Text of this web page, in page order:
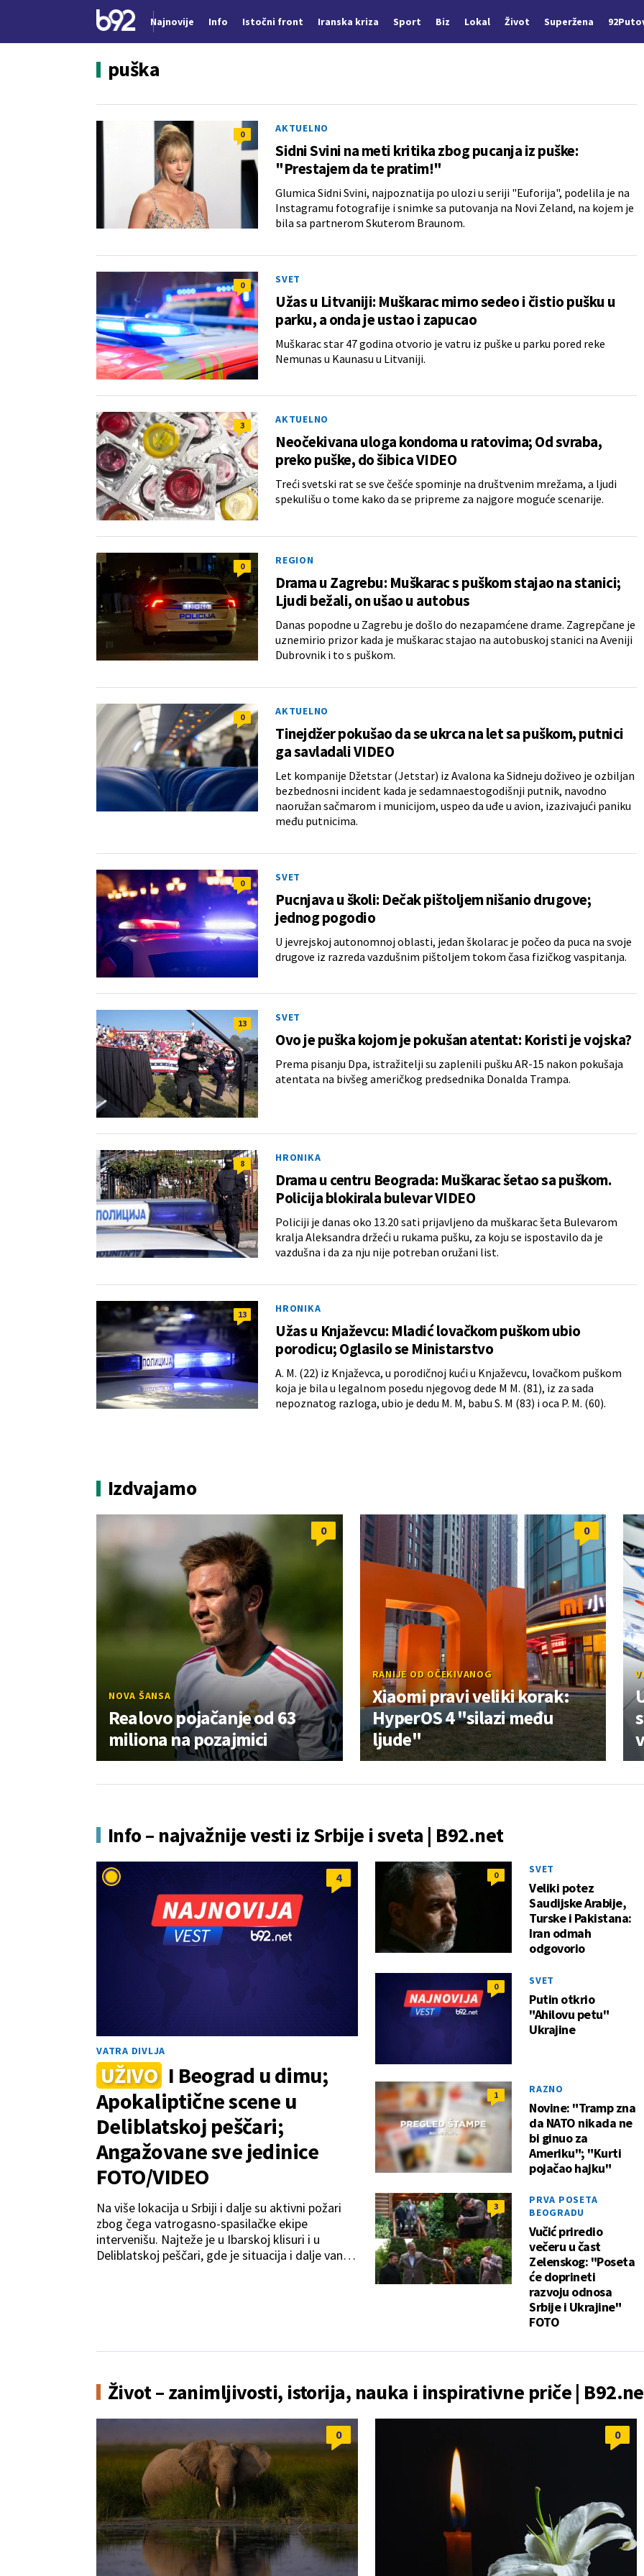
Najnovije Info Istočni front Iranska kriza Sport Biz Lokal Život Superžena
puška
0 AKTUELNO
Sidni Svini na meti kritika zbog pucanja iz puške:
"Prestajem da te pratim!"
Glumica Sidni Svini, najpoznatija po ulozi u seriji "Euforija", podelila je na
Instagramu fotografije i snimke sa putovanja na Novi Zeland, na kojem je
bila sa partnerom Skuterom Braunom.
0 SVET
Užas u Litvaniji: Muškarac mirno sedeo i čistio pušku u
parku, a onda je ustao i zapucao
Muškarac star 47 godina otvorio je vatru iz puške u parku pored reke
Nemunas u Kaunasu u Litvaniji.
3 AKTUELNO
Neočekivana uloga kondoma u ratovima; Od svraba,
preko puške, do šibica VIDEO
Treći svetski rat se sve češće spominje na društvenim mrežama, a ljudi
spekulišu o tome kako da se pripreme za najgore moguće scenarije.
0 REGION
Drama u Zagrebu: Muškarac s puškom stajao na stanici;
Ljudi bežali, on ušao u autobus
Danas popodne u Zagrebu je došlo do nezapamćene drame. Zagrepčane je
uznemirio prizor kada je muškarac stajao na autobuskoj stanici na Aveniji
Dubrovnik i to s puškom.
0 AKTUELNO
Tinejdžer pokušao da se ukrca na let sa puškom, putnici
ga savladali VIDEO
Let kompanije Džetstar (Jetstar) iz Avalona ka Sidneju doživeo je ozbiljan
bezbednosni incident kada je sedamnaestogodišnji putnik, navodno
naoružan sačmarom i municijom, uspeo da uđe u avion, izazivajući paniku
među putnicima.
0 SVET
Pucnjava u školi: Dečak pištoljem nišanio drugove;
jednog pogodio
U jevrejskoj autonomnoj oblasti, jedan školarac je počeo da puca na svoje
drugove iz razreda vazdušnim pištoljem tokom časa fizičkog vaspitanja.
13 SVET
Ovo je puška kojom je pokušan atentat: Koristi je vojska?
Prema pisanju Dpa, istražitelji su zaplenili pušku AR-15 nakon pokušaja
atentata na bivšeg američkog predsednika Donalda Trampa.
8 HRONIKA
Drama u centru Beograda: Muškarac šetao sa puškom.
Policija blokirala bulevar VIDEO
Policiji je danas oko 13.20 sati prijavljeno da muškarac šeta Bulevarom
kralja Aleksandra držeći u rukama pušku, za koju se ispostavilo da je
vazdušna i da za nju nije potreban oružani list.
13 HRONIKA
Užas u Knjaževcu: Mladić lovačkom puškom ubio
porodicu; Oglasilo se Ministarstvo
A. M. (22) iz Knjaževca, u porodičnoj kući u Knjaževcu, lovačkom puškom
koja je bila u legalnom posedu njegovog dede M M. (81), iz za sada
nepoznatog razloga, ubio je dedu M. M, babu S. M (83) i oca P. M. (60).
Izdvajamo
0
NOVA ŠANSA
Realovo pojačanje od 63
miliona na pozajmici
0
RANIJE OD OČEKIVANOG
Xiaomi pravi veliki korak:
HyperOS 4 "silazi među
ljude"
Info – najvažnije vesti iz Srbije i sveta | B92.net
4
VATRA DIVLJA
UŽIVO I Beograd u dimu;
Apokaliptične scene u
Deliblatskoj peščari;
Angažovane sve jedinice
FOTO/VIDEO
Na više lokacija u Srbiji i dalje su aktivni požari
zbog čega vatrogasno-spasilačke ekipe
intervenišu. Najteže je u Ibarskoj klisuri i u
Deliblatskoj peščari, gde je situacija i dalje van
0 SVET
Veliki potez
Saudijske Arabije,
Turske i Pakistana:
Iran odmah
odgovorio
0 SVET
Putin otkrio
"Ahilovu petu"
Ukrajine
1 RAZNO
Novine: "Tramp zna
da NATO nikada ne
bi ginuo za
Ameriku"; "Kurti
pojačao hajku"
3
PRVA POSETA
BEOGRADU
Vučić priredio
večeru u čast
Zelenskog: "Poseta
će doprineti
razvoju odnosa
Srbije i Ukrajine"
FOTO
Život – zanimljivosti, istorija, nauka i inspirativne priče |
0 0